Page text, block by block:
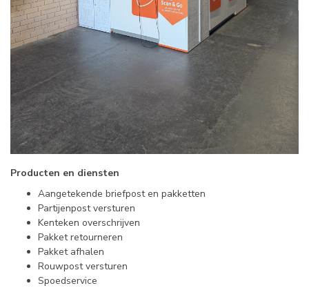
Producten en diensten
Aangetekende briefpost en pakketten
Partijenpost versturen
Kenteken overschrijven
Pakket retourneren
Pakket afhalen
Rouwpost versturen
Spoedservice